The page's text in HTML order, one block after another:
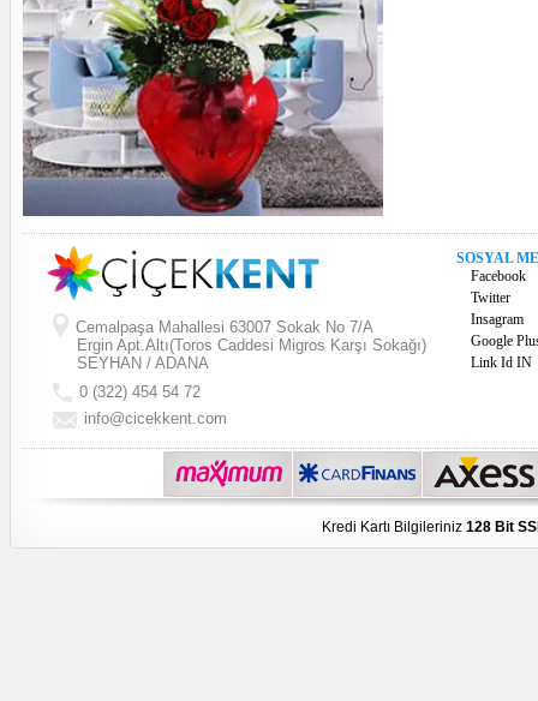
Cemalpaşa Mahallesi 63007 Sokak No 7/A
Ergin Apt.Altı(Toros Caddesi Migros Karşı Sokağı)
SEYHAN / ADANA
0 (322) 454 54 72
info@cicekkent.com
SOSYAL
Facebook
Twitter
Insagram
Google
Link Id IN
Kredi Kartı Bilgileriniz 128 Bit